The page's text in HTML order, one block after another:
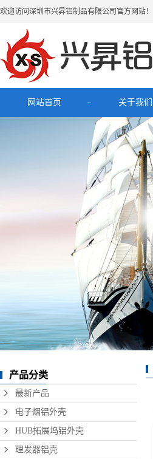
欢迎访问深圳市兴昇铝制品有限公司官方网站！
网站首页 关于我们
公司简介
联系我们
产品分类
最新产品
电子烟铝外壳
HUB拓展坞铝外壳
理发器铝壳